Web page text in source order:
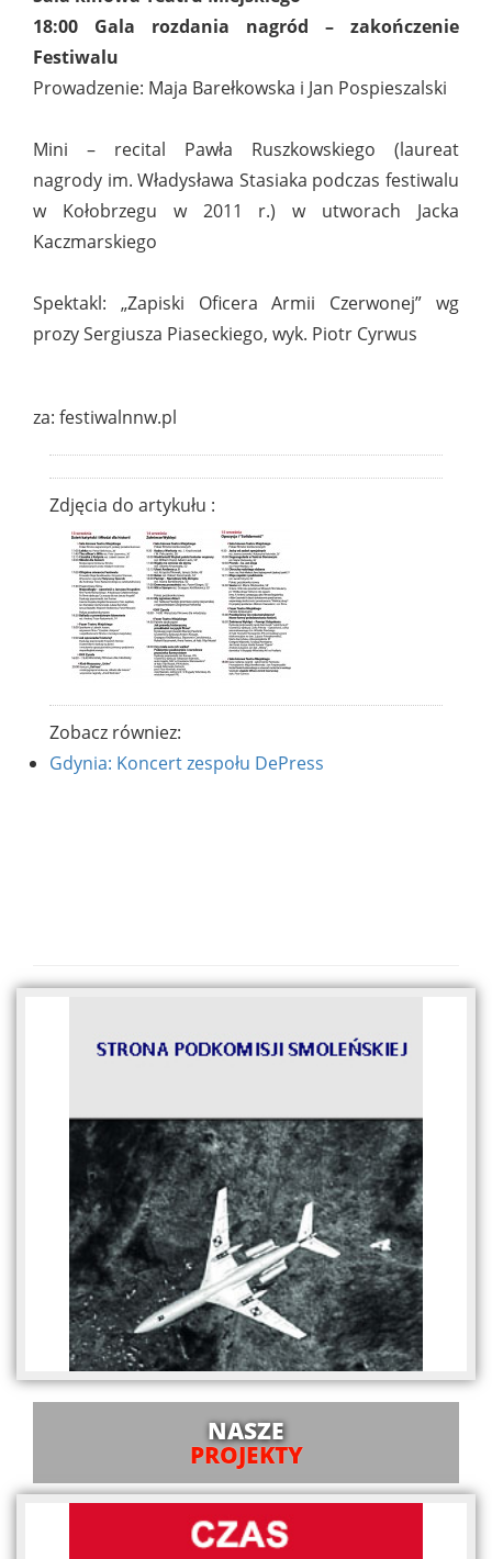
18:00 Gala rozdania nagród – zakończenie
Festiwalu
Prowadzenie: Maja Barełkowska i Jan Pospieszalski
Mini – recital Pawła Ruszkowskiego (laureat
nagrody im. Władysława Stasiaka podczas festiwalu
w Kołobrzegu w 2011 r.) w utworach Jacka
Kaczmarskiego
Spektakl: „Zapiski Oficera Armii Czerwonej” wg
prozy Sergiusza Piaseckiego, wyk. Piotr Cyrwus
za: festiwalnnw.pl
Zdjęcia do artykułu :
Zobacz równiez:
Gdynia: Koncert zespołu DePress
NASZE
PROJEKTY